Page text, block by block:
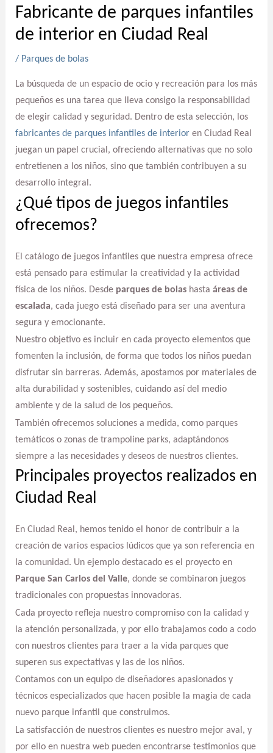
Fabricante de parques infantiles
de interior en Ciudad Real
/ Parques de bolas
La búsqueda de un espacio de ocio y recreación para los más
pequeños es una tarea que lleva consigo la responsabilidad
de elegir calidad y seguridad. Dentro de esta selección, los
fabricantes de parques infantiles de interioren Ciudad Real
juegan un papel crucial, ofreciendo alternativas que no solo
entretienen a los niños, sino que también contribuyen a su
desarrollo integral.
¿Qué tipos de juegos infantiles
ofrecemos?
El catálogo de juegos infantiles que nuestra empresa ofrece
está pensado para estimular la creatividad y la actividad
física de los niños. Desde parques de bolashasta áreas de
escalada, cada juego está diseñado para ser una aventura
segura y emocionante.
Nuestro objetivo es incluir en cada proyecto elementos que
fomenten la inclusión, de forma que todos los niños puedan
disfrutar sin barreras. Además, apostamos por materiales de
alta durabilidad y sostenibles, cuidando así del medio
ambiente y de la salud de los pequeños.
También ofrecemos soluciones a medida, como parques
temáticos o zonas de trampoline parks, adaptándonos
siempre a las necesidades y deseos de nuestros clientes.
Principales proyectos realizados en
Ciudad Real
En Ciudad Real, hemos tenido el honor de contribuir a la
creación de varios espacios lúdicos que ya son referencia en
la comunidad. Un ejemplo destacado es el proyecto en
Parque San Carlos del Valle, donde se combinaron juegos
tradicionales con propuestas innovadoras.
Cada proyecto refleja nuestro compromiso con la calidad y
la atención personalizada, y por ello trabajamos codo a codo
con nuestros clientes para traer a la vida parques que
superen sus expectativas y las de los niños.
Contamos con un equipo de diseñadores apasionados y
técnicos especializados que hacen posible la magia de cada
nuevo parque infantil que construimos.
La satisfacción de nuestros clientes es nuestro mejor aval, y
por ello en nuestra web pueden encontrarse testimonios que